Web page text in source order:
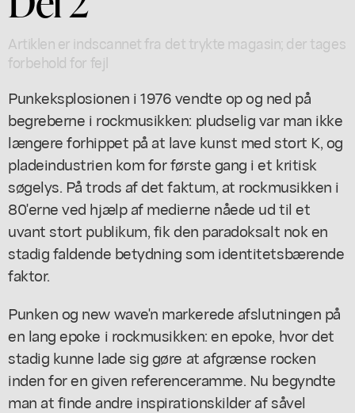
Artiklen er indscannet fra det trykte magasin; der tages
forbehold for fejl
Punkeksplosionen i 1976 vendte op og ned på
begreberne i rockmusikken: pludselig var man ikke
længere forhippet på at lave kunst med stort K, og
pladeindustrien kom for første gang i et kritisk
søgelys. På trods af det faktum, at rockmusikken i
80'erne ved hjælp af medierne nåede ud til et
uvant stort publikum, fik den paradoksalt nok en
stadig faldende betydning som identitetsbærende
faktor.
Punken og new wave'n markerede afslutningen på
en lang epoke i rockmusikken: en epoke, hvor det
stadig kunne lade sig gøre at afgrænse rocken
inden for en given referenceramme. Nu begyndte
man at finde andre inspirationskilder af såvel